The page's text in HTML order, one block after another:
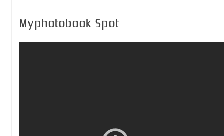
Myphotobook Spot